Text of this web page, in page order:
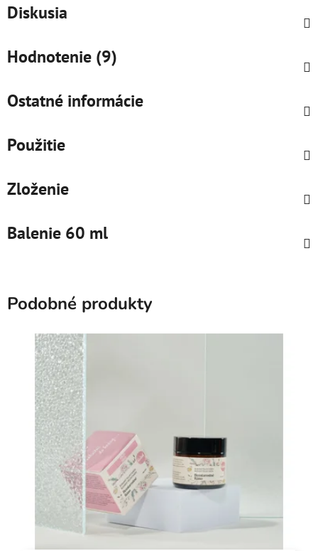
Diskusia
Hodnotenie (9)
Ostatné informácie
Použitie
Zloženie
Balenie 60 ml
Podobné produkty